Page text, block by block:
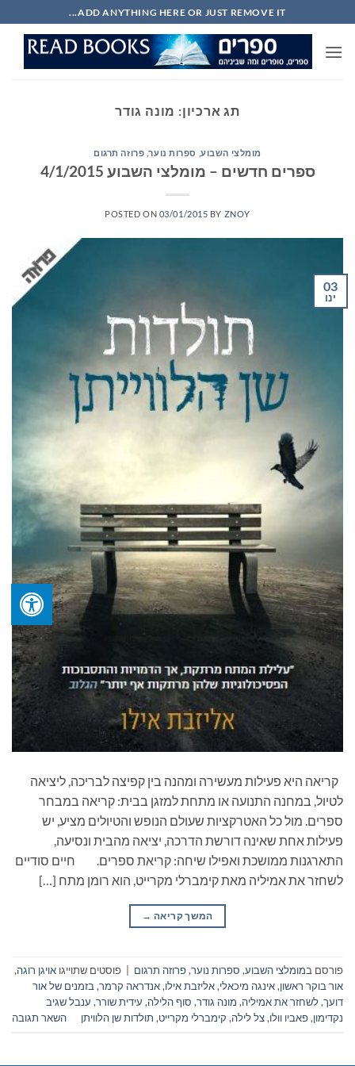
to
content
ADD ANYTHING HERE OR JUST REMOVE IT...
תג ארכיון: מונה גודר
מומלצי השבוע, ספרות נוער, פרוזה תרגום
ספרים חדשים – מומלצי השבוע 4/1/2015
POSTED ON 03/01/2015 BY ZNOY
03
ינו
קריאה היא פעילות מעשירה ומהנה בין קפיצה לבריכה, ליציאה
לטיול, במחנה התנועה או מתחת למזגן בבית: קריאה במבחר
ספרים. מול כל האטרקציות שעולם הנופש והטיולים מציע, יש
פעילות אחת שאינה דורשת הדרכה, יציאה מהבית ונסיעה,
התארגנות ממושכת ואפילו שיחה: קריאת ספרים. חיים סודיים
לשחזר את אמיליה מאת קימברלי מקרייט, הוא רומן מתח […]
המשך קריאה →
פורסם במומלצי השבוע, ספרות נוער,פרוזה תרגום פוסטים שתוייגו אויגן רוגה,
אור בוקר ראשון,אינגה מיכאלי,אליזבת אילו,אנדראה קרמר,בזמנים של אור
דועך,לשחזר את אמיליה, מונה גודר, סוף הלילה, עידית שורר, ענבל שגיב
נקדימון,פאביו וולו,צל לילה, קימברלי מקרייט, תולדות שן הלוויתן השאר תגובה